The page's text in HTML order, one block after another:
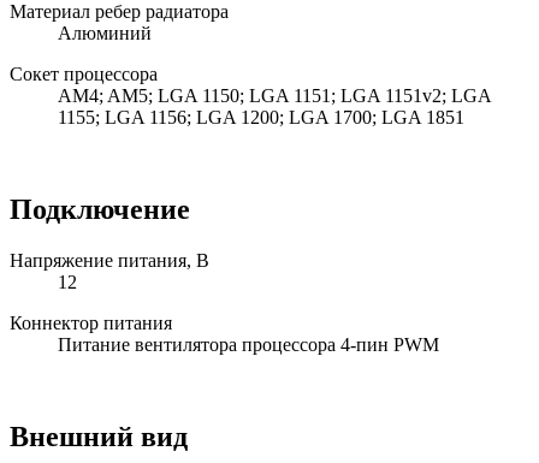
Материал ребер радиатора
Алюминий
Сокет процессора
AM4; AM5; LGA 1150; LGA 1151; LGA 1151v2; LGA
1155; LGA 1156; LGA 1200; LGA 1700; LGA 1851
Подключение
Напряжение питания, В
12
Коннектор питания
Питание вентилятора процессора 4-пин PWM
Внешний вид